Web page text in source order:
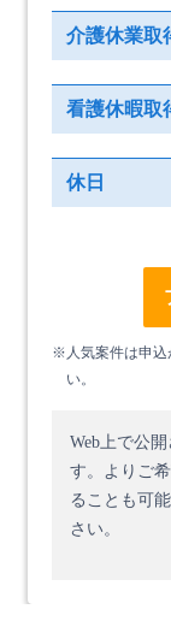
介護休業取
看護休暇取
休日
※人気案件は申込
い。
Web上で公
す。 よりご
ることも可
さい。